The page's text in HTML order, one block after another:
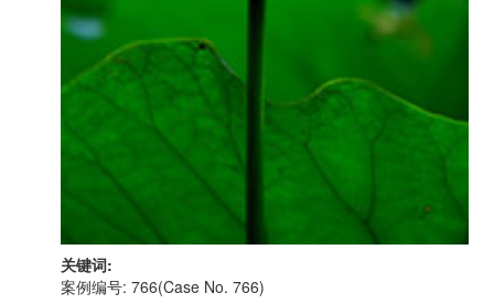
关键词:
案例编号: 766(Case No. 766)